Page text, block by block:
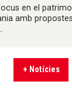
en el
amb
+ Notícies